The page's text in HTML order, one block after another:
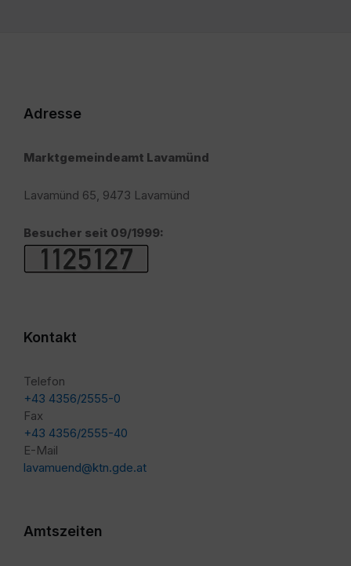
Adresse
Marktgemeindeamt Lavamünd
Lavamünd 65, 9473 Lavamünd
Besucher seit 09/1999:
Kontakt
Telefon
+43 4356/2555-0
Fax
+43 4356/2555-40
E-Mail
lavamuend@ktn.gde.at
Amtszeiten